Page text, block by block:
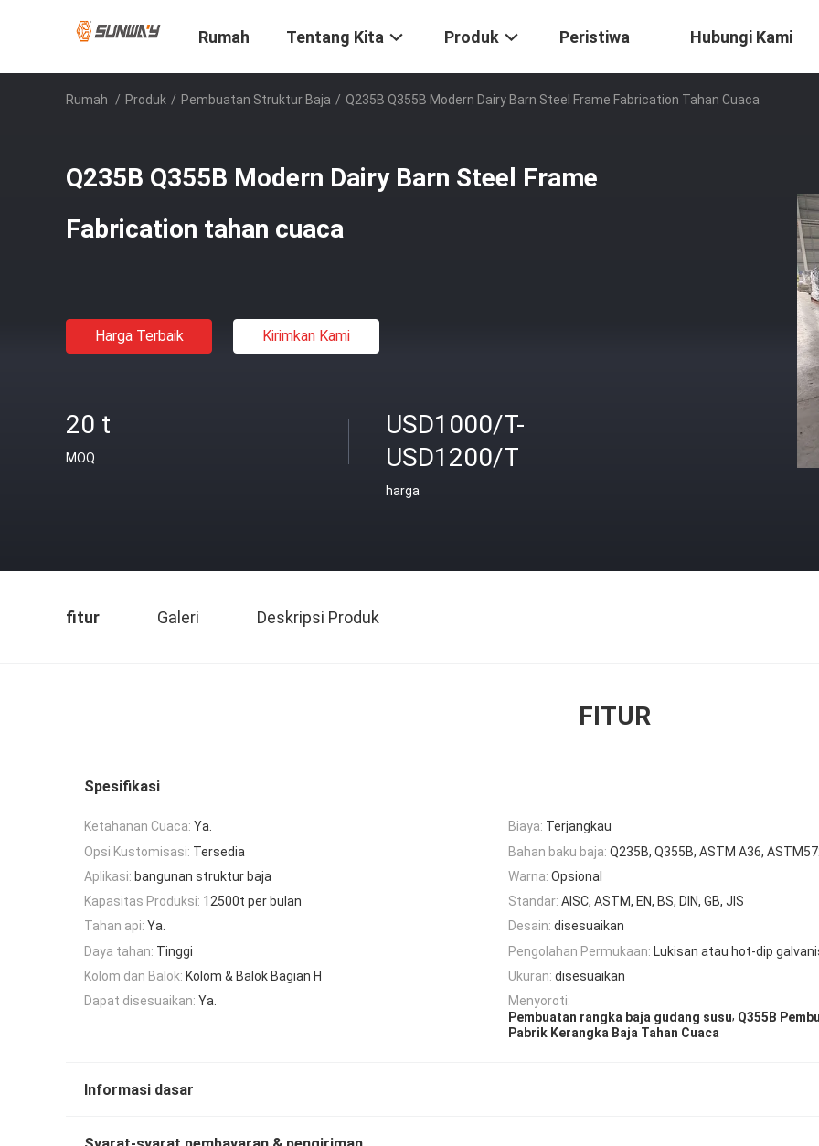
Rumah Tentang Kita Produk Peristiwa Hubungi Kami
Rumah / Produk / Pembuatan Struktur Baja / Q235B Q355B Modern Dairy Barn Steel Frame Fabrication Tahan Cuaca
Q235B Q355B Modern Dairy Barn Steel Frame
Fabrication tahan cuaca
Harga Terbaik Kirimkan Kami
20 t
MOQ
USD1000/T-
USD1200/T
harga
fitur Galeri Deskripsi Produk
FITUR
Spesifikasi
Ketahanan Cuaca: Ya. Biaya: Terjangkau
Opsi Kustomisasi: Tersedia Bahan baku baja: Q235B, Q355B, ASTM A36,
Aplikasi: bangunan struktur baja Warna: Opsional
Kapasitas Produksi: 12500t per bulan Standar: AISC, ASTM, EN, BS, DIN, GB, JIS
Tahan api: Ya. Desain: disesuaikan
Daya tahan: Tinggi Pengolahan Permukaan: Lukisan atau hot-dip
Kolom dan Balok: Kolom & Balok Bagian H Ukuran: disesuaikan
Dapat disesuaikan: Ya.
Menyoroti:
Pembuatan rangka baja gudang susu, Q355B
Pabrik Kerangka Baja Tahan Cuaca
Informasi dasar